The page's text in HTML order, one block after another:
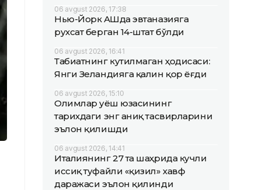
06 avgust 2026, 17:38
Нью-Йорк АҚШда эвтаназияга
рухсат берган 14-штат бўлди
06 avgust 2026, 16:41
Табиатнинг кутилмаган ҳодисаси:
Янги Зеландияга қалин қор ёғди
06 avgust 2026, 15:10
Олимлар Қуёш юзасининг
тарихдаги энг аниқ тасвирларини
эълон қилишди
06 avgust 2026, 14:41
Италиянинг 27 та шаҳрида кучли
иссиқ туфайли «қизил» хавф
даражаси эълон қилинди